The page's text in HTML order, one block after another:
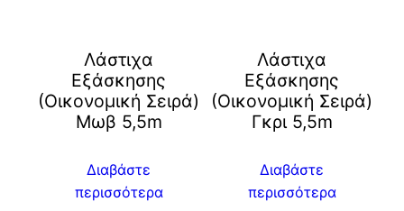
Λάστιχα
Εξάσκησης
(Οικονομική Σειρά)
Μωβ 5,5m
Διαβάστε
περισσότερα
Λάστιχα
Εξάσκησης
(Οικονομική Σειρά)
Γκρι 5,5m
Διαβάστε
περισσότερα